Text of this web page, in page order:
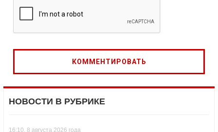
НОВОСТИ В РУБРИКЕ
16:10, 8 августа 2026 года